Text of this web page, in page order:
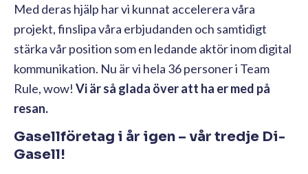
Med deras hjälp har vi kunnat accelerera våra
projekt, finslipa våra erbjudanden och samtidigt
stärka vår position som en ledande aktör inom digital
kommunikation. Nu är vi hela 36 personer i Team
Rule, wow! Vi är så glada över att ha er med på
resan.
Gasellföretag i år igen – vår tredje Di-
Gasell!